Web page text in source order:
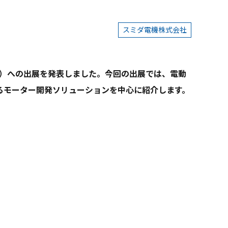
スミダ電機株式会社
への出展を発表しました。今回の出展では、電動
ーター開発ソリューションを中心に紹介します。